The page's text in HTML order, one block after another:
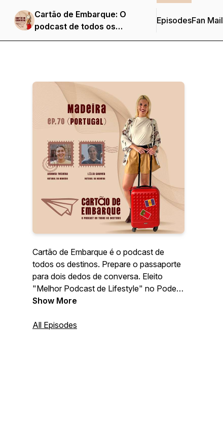
Cartão de Embarque: O
podcast de todos os
destinos
EpisodesFan Mail
Cartão de Embarque é o podcast de
todos os destinos. Prepare o passaporte
para dois dedos de conversa. Eleito
"Melhor Podcast de Lifestyle" no Podes
- Festival de Podcasts 2022.
Show More
All Episodes